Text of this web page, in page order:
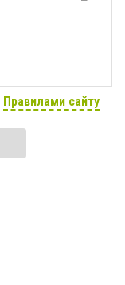
Правилами сайту